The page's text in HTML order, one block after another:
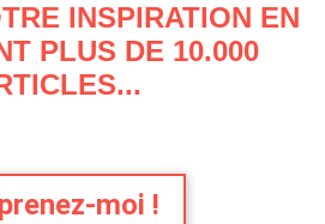
INSPIRATION EN
PLUS DE 10.000
moi !